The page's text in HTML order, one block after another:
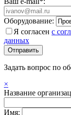
Оборудование:
Я согласен с
данных
Задать вопрос по
×
Название
Имя: